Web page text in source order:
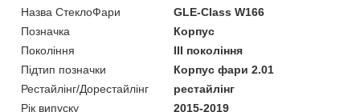
Назва СтеклоФари
GLE-Class W166
Позначка
Корпус
Покоління
III покоління
Підтип позначки
Корпус фари 2.01
Рестайлінг/Дорестайлінг
рестайлінг
Рік випуску
2015-2019